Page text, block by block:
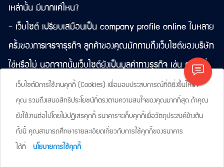
เหล่านั้น มีมากแค่ไหน?
- เว็บไซต์ เปรียบเสมือนเป็น company profile online ในหลาย
ครั้งของการเจรจาธุรกิจ ลูกค้าของคุณมักถามถึงเว็บไซต์ของบริษัท
ใช่หรือไม่ นอกจากนั้นเว็บไซต์ยังเป็นมูลค่าทางธุรกิจ เช่น กรณีที่
ธุรกิจของคุณติดต่อธนาคาร ไม่ง่ายเลยสำหรับการดำเนินการหัวข้อ
ต่างๆ และหนึ่งในหัวข้อพิจารณา คือ เว็บไซต์ของธุรกิจด้วยใช่หรือ
ไม่ สำหรับคุณ เว็บไซต์ยังไม่จำเป็นอยู่อีกหรือไม่
เว็บไซต์มีการใช้งานคุกกี้ (Cookies) เพื่อมอบประสบการณ์ที่ดียิ่งขึ้นให้แก่
คุณ รวมถึงเสนอสิทธิประโยชน์ที่ตรงตามความสนใจของคุณมากที่สุด ถ้าคุณ
ยังใช้งานต่อไปโดยไม่ปฏิเสธคุกกี้ ธนาคารจะเก็บคุกกี้เพื่อวัตถุประสงค์ข้างต้น
ทั้งนี้ คุณสามารถศึกษารายละเอียดเกี่ยวกับการใช้คุกกี้ของธนาคาร
ได้ที่ นโยบายการใช้คุกกี้